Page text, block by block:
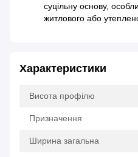
суцільну основу,
житлового або
Характеристики
Висота профілю
Призначення
Ширина загальна